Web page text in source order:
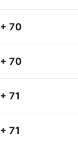
+ 70
+ 70
+ 71
+ 71